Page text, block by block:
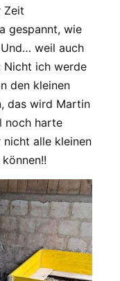
Zeit
gespannt, wie
weil auch
ich werde
den kleinen
das wird Martin
noch harte
nicht alle kleinen